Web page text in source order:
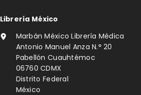
Librería México
Marbán México Librería Médica
Antonio Manuel Anza N.° 20
Pabellón Cuauhtémoc
06760 CDMX
Distrito Federal
México